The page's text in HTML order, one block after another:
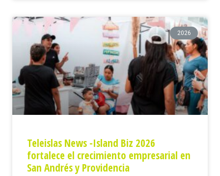
2026
Teleislas News -Island Biz 2026
fortalece el crecimiento empresarial en
San Andrés y Providencia